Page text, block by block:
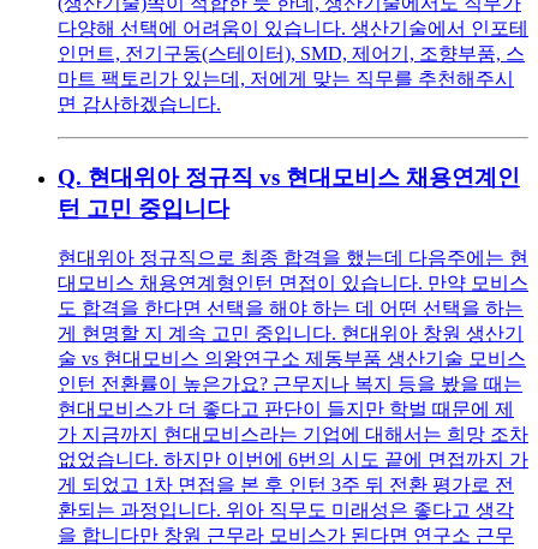
다양해 선택에 어려움이 있습니다. 생산기술에서 인포테
인먼트, 전기구동(스테이터), SMD, 제어기, 조향부품, 스
마트 팩토리가 있는데, 저에게 맞는 직무를 추천해주시
면 감사하겠습니다.
Q. 현대위아 정규직 vs 현대모비스 채용연계인
턴 고민 중입니다
현대위아 정규직으로 최종 합격을 했는데 다음주에는 현
대모비스 채용연계형인턴 면접이 있습니다. 만약 모비스
도 합격을 한다면 선택을 해야 하는 데 어떤 선택을 하는
게 현명할 지 계속 고민 중입니다. 현대위아 창원 생산기
술 vs 현대모비스 의왕연구소 제동부품 생산기술 모비스
인턴 전환률이 높은가요? 근무지나 복지 등을 봤을 때는
현대모비스가 더 좋다고 판단이 들지만 학벌 때문에 제
가 지금까지 현대모비스라는 기업에 대해서는 희망 조차
없었습니다. 하지만 이번에 6번의 시도 끝에 면접까지 가
게 되었고 1차 면접을 본 후 인턴 3주 뒤 전환 평가로 전
환되는 과정입니다. 위아 직무도 미래성은 좋다고 생각
을 합니다만 창원 근무라 모비스가 된다면 연구소 근무